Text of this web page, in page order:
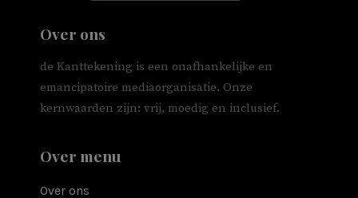
Over ons
de Kanttekening is een onafhankelijke en
emancipatoire mediaorganisatie. Onze
kernwaarden zijn: vrij, moedig en inclusief.
Over menu
Over ons